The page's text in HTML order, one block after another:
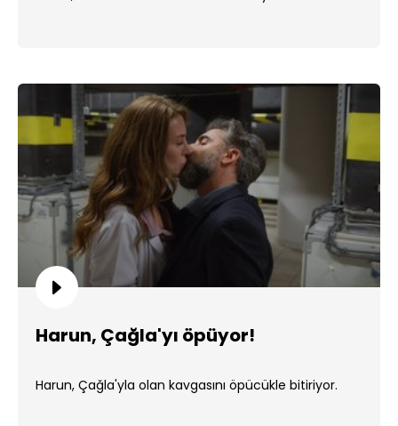
Harun, Çağla'yı öpüyor!
Harun, Çağla'yla olan kavgasını öpücükle bitiriyor.